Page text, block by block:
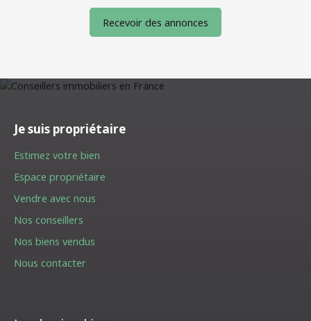
Recevoir des annonces
Je suis propriétaire
Estimez votre bien
Espace propriétaire
Vendre avec nous
Nos conseillers
Nos biens vendus
Nous contacter